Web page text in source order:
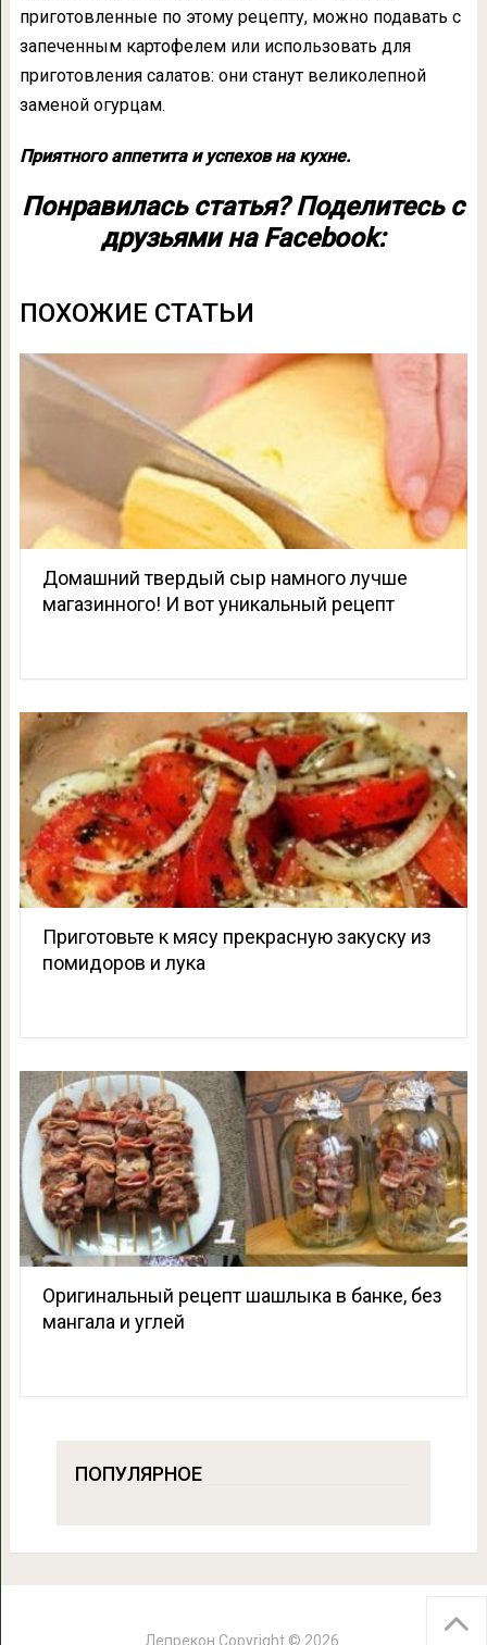
приготовленные по этому рецепту, можно подавать с
запеченным картофелем или использовать для
приготовления салатов: они станут великолепной
заменой огурцам.
Приятного аппетита и успехов на кухне.
Понравилась статья? Поделитесь с
друзьями на Facebook:
ПОХОЖИЕ СТАТЬИ
Домашний твердый сыр намного лучше
магазинного! И вот уникальный рецепт
Приготовьте к мясу прекрасную закуску из
помидоров и лука
Оригинальный рецепт шашлыка в банке, без
мангала и углей
ПОПУЛЯРНОЕ
Лепрекон Copyright © 2026.